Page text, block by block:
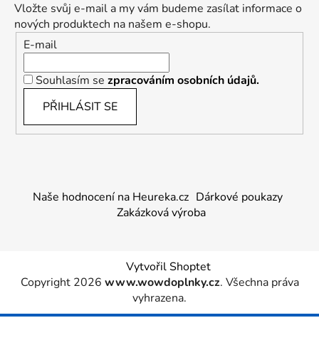
Vložte svůj e-mail a my vám budeme zasílat informace o
nových produktech na našem e-shopu.
E-mail
Souhlasím se zpracováním osobních údajů.
PŘIHLÁSIT SE
Naše hodnocení na Heureka.cz Dárkové poukazy
Zakázková výroba
Vytvořil Shoptet
Copyright 2026 www.wowdoplnky.cz. Všechna práva
vyhrazena.